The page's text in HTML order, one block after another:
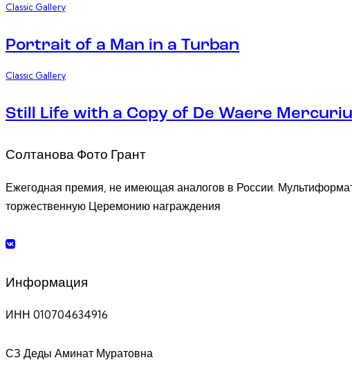
Classic Gallery
Portrait of a Man in a Turban
Classic Gallery
Still Life with a Copy of De Waere
Солтанова Фото Грант
Ежегодная премия, не имеющая аналогов в России.
торжественную Церемонию награждения
Информация
ИНН 010704634916
СЗ Деды Аминат Муратовна